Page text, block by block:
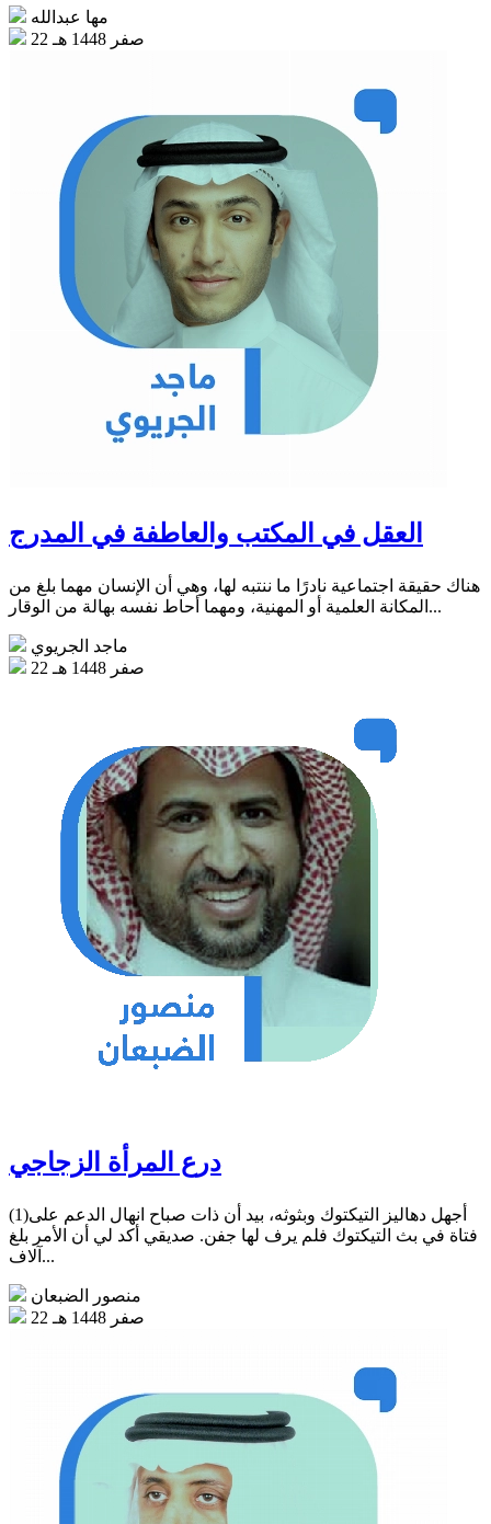
مها عبدالله
22 صفر 1448 هـ
العقل في المكتب والعاطفة في المدرج
هناك حقيقة اجتماعية نادرًا ما ننتبه لها، وهي أن الإنسان مهما بلغ من
المكانة العلمية أو المهنية، ومهما أحاط نفسه بهالة من الوقار...
ماجد الجريوي
22 صفر 1448 هـ
درع المرأة الزجاجي
(1)أجهل دهاليز التيكتوك وبثوثه، بيد أن ذات صباح انهال الدعم على
فتاة في بث التيكتوك فلم يرف لها جفن. صديقي أكد لي أن الأمر بلغ
آلاف...
منصور الضبعان
22 صفر 1448 هـ